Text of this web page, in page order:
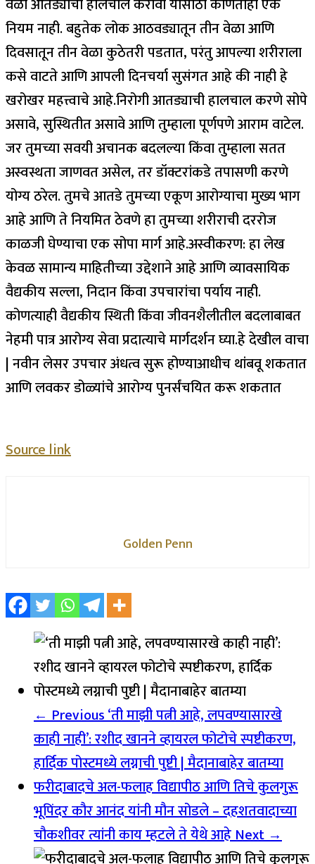
वेळा आतड्याची हालचाल करावी यासाठी कोणताही एक
नियम नाही. बहुतेक लोक आठवड्यातून तीन वेळा आणि
दिवसातून तीन वेळा कुठेतरी पडतात, परंतु आपल्या शरीराला
कसे वाटते आणि आपली दिनचर्या सुसंगत आहे की नाही हे
खरोखर महत्त्वाचे आहे.निरोगी आतड्याची हालचाल करणे सोपे
असावे, सुस्थितीत असावे आणि तुम्हाला पूर्णपणे आराम वाटेल.
जर तुमच्या सवयी अचानक बदलल्या किंवा तुम्हाला सतत
अस्वस्थता जाणवत असेल, तर डॉक्टरांकडे तपासणी करणे
योग्य ठरेल.तुमचे आतडे तुमच्या एकूण आरोग्याचा मुख्य भाग
आहे आणि ते नियमित ठेवणे हा तुमच्या शरीराची दररोज
काळजी घेण्याचा एक सोपा मार्ग आहे.अस्वीकरण: हा लेख
केवळ सामान्य माहितीच्या उद्देशाने आहे आणि व्यावसायिक
वैद्यकीय सल्ला, निदान किंवा उपचारांचा पर्याय नाही.
कोणत्याही वैद्यकीय स्थिती किंवा जीवनशैलीतील बदलाबाबत
नेहमी पात्र आरोग्य सेवा प्रदात्याचे मार्गदर्शन घ्या.हे देखील वाचा
|नवीन लेसर उपचार अंधत्व सुरू होण्याआधीच थांबवू शकतात
आणि लवकर डोळ्यांचे आरोग्य पुनर्संचयित करू शकतात
Source link
Golden Penn
← Previous‘ती माझी पत्नी आहे, लपवण्यासारखे
काही नाही’: रशीद खानने व्हायरल फोटोचे स्पष्टीकरण,
हार्दिक पोस्टमध्ये लग्नाची पुष्टी | मैदानाबाहेर बातम्या
फरीदाबादचे अल-फलाह विद्यापीठ आणि तिचे कुलगुरू
भूपिंदर कौर आनंद यांनी मौन सोडले – दहशतवादाच्या
चौकशीवर त्यांनी काय म्हटले ते येथे आहेNext →